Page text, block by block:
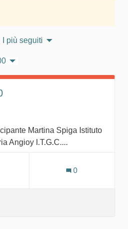
I più seguiti
Martina Spiga Istituto
Angioy I.T.G.C....
0